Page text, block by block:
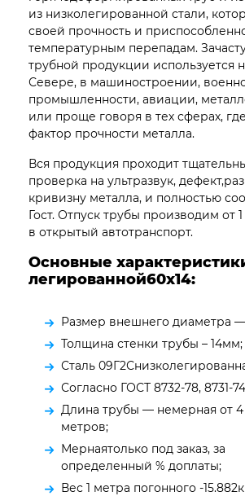
из низколегированной стали,
своей прочность и
температурным перепадам.
трубной продукции используется
Севере, в машиностроении,
промышленности, авиации,
или проще говоря в тех сферах,
фактор прочности металла.
Вся продукция проходит
проверка на ультразвук,
кривизну металла, и полностью
Гост. Отпуск трубы производим от
в открытый автотранспорт.
Основные
легированной60х14:
Размер внешнего диаметра
Толщина стенки трубы – 14мм;
Сталь
Согласно ГОСТ 8732-78, 8731-
Длина трубы — немерная от 4
метров;
Мернаятолько под заказ, за
определенный % доплаты;
Вес 1 метра погонного -